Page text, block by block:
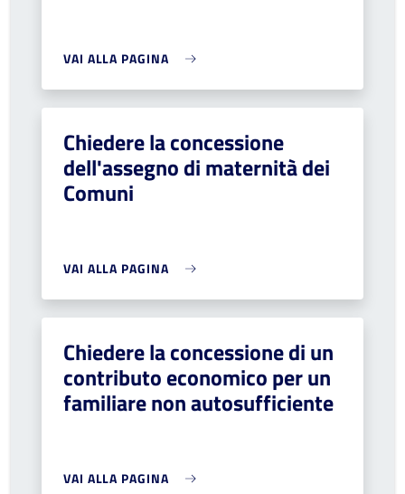
VAI ALLA PAGINA
Chiedere la concessione
dell'assegno di maternità dei
Comuni
VAI ALLA PAGINA
Chiedere la concessione di un
contributo economico per un
familiare non autosufficiente
VAI ALLA PAGINA